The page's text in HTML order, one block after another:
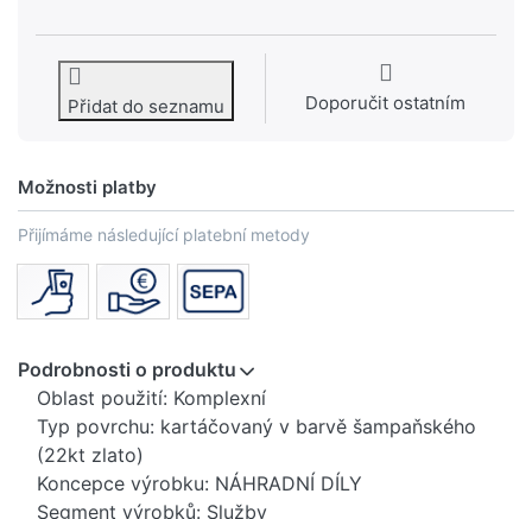
Přidat do seznamu Doporučit ostatním
Možnosti platby
Přijímáme následující platební metody
Podrobnosti o produktu
Oblast použití: Komplexní
Typ povrchu: kartáčovaný v barvě šampaňského
(22kt zlato)
Koncepce výrobku: NÁHRADNÍ DÍLY
Segment výrobků: Služby